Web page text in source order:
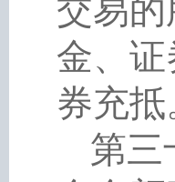
交易
金、
券充抵
第三